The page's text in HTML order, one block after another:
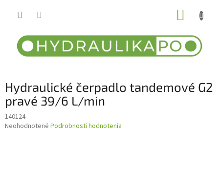
Hydraulické čerpadlo tandemové G2
pravé 39/6 L/min
140124
Priemerné
Neohodnotené Podrobnosti hodnotenia